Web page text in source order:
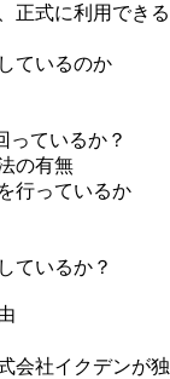
正式に利用できる
ているのか
っているか？
の有無
行っているか
ているか？
会社イクデンが独